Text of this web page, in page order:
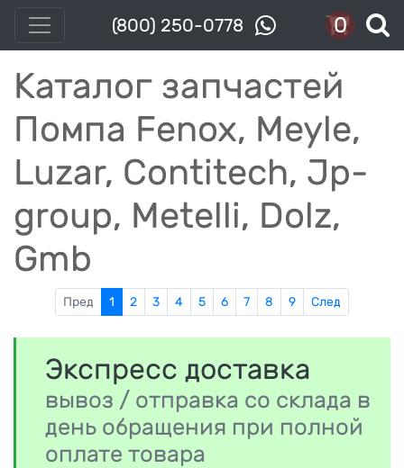
(800) 250-0778 0
Каталог запчастей
Помпа Fenox, Meyle,
Luzar, Contitech, Jp-
group, Metelli, Dolz,
Gmb
Пред 1 2 3 4 5 6 7 8 9 След
Экспресс доставка
вывоз / отправка со склада в
день обращения при полной
оплате товара